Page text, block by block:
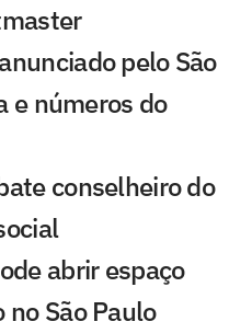
pelo São
e números do
conselheiro do
abrir espaço
no São Paulo